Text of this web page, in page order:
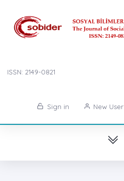
ISSN: 2149-0821
Sign in New User